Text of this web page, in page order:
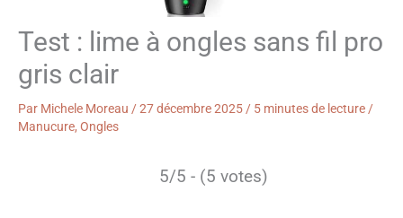
Test : lime à ongles sans fil pro
gris clair
Par Michele Moreau /27 décembre 2025 / 5 minutes de lecture /
Manucure, Ongles
5/5 - (5 votes)